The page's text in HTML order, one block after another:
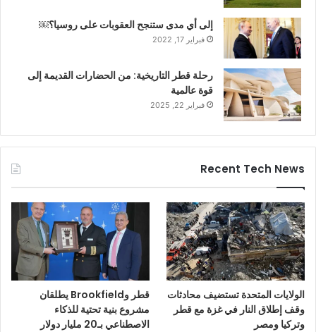
إلى أي مدى ستنجح العقوبات على روسيا؟￼
فبراير 17, 2022
رحلة قطر التاريخية: من الحضارات القديمة إلى
قوة عالمية
فبراير 22, 2025
Recent Tech News
الولايات المتحدة تستضيف محادثات
وقف إطلاق النار في غزة مع قطر
وتركيا ومصر
قطر وBrookfield يطلقان
مشروع بنية تحتية للذكاء
الاصطناعي بـ20 مليار دولار